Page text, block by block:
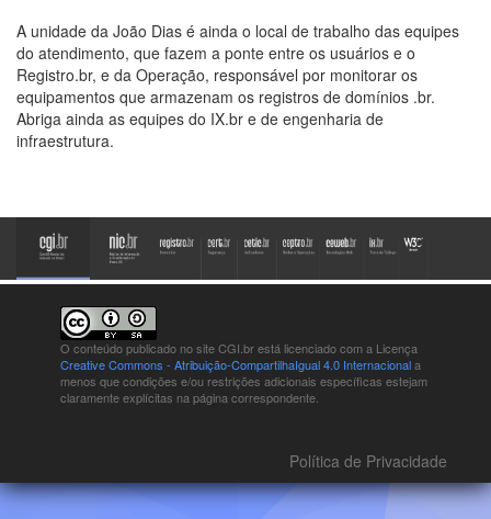
A unidade da João Dias é ainda o local de trabalho das equipes
do atendimento, que fazem a ponte entre os usuários e o
Registro.br, e da Operação, responsável por monitorar os
equipamentos que armazenam os registros de domínios .br.
Abriga ainda as equipes do IX.br e de engenharia de
infraestrutura.
O conteúdo publicado no site CGI.br está licenciado com a Licença
Creative Commons - Atribuição-CompartilhaIgual 4.0 Internacionala
menos que condições e/ou restrições adicionais específicas estejam
claramente explícitas na página correspondente.
Política de Privacidade